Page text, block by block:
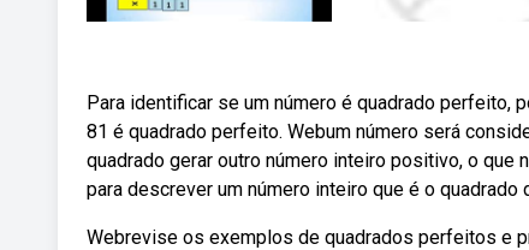
Para identificar se um número é quadrado perfeito,
81 é quadrado perfeito. Webum número será
quadrado gerar outro número inteiro positivo, o que
para descrever um número inteiro que é o quadrado
Webrevise os exemplos de quadrados perfeitos e